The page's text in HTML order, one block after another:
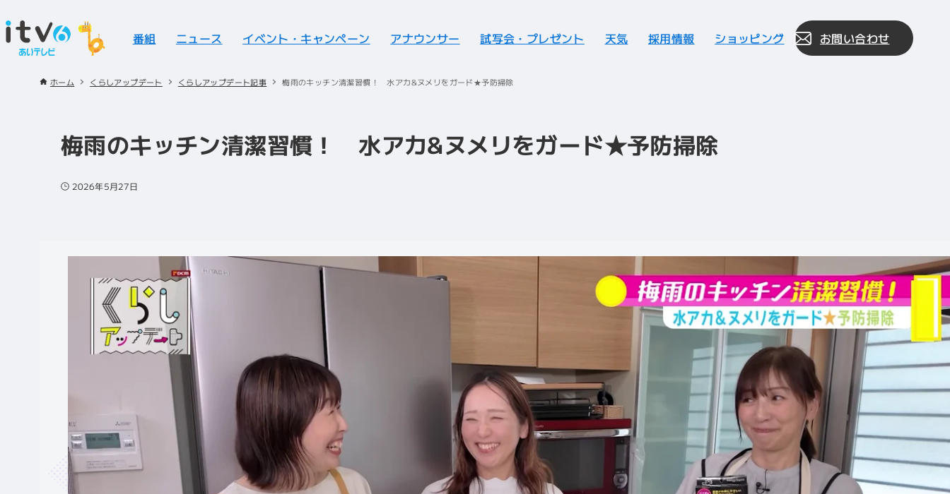
番組 ニュース イベント・キャンペーン アナウンサー 試写会・プレゼント 天気 採用情報 ショッピング お問い合わせ
ホーム くらしアップデート くらしアップデート記事 梅雨のキッチン清潔習慣！ 水アカ&ヌメリをガード★予防掃除
梅雨のキッチン清潔習慣！ 水アカ&ヌメリをガード★予防掃除
2026年5月27日